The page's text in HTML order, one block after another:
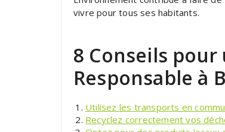
vivre pour tous ses habitants.
8 Conseils pour
Responsable à
Utilisez les transports en
Recyclez correctement vos